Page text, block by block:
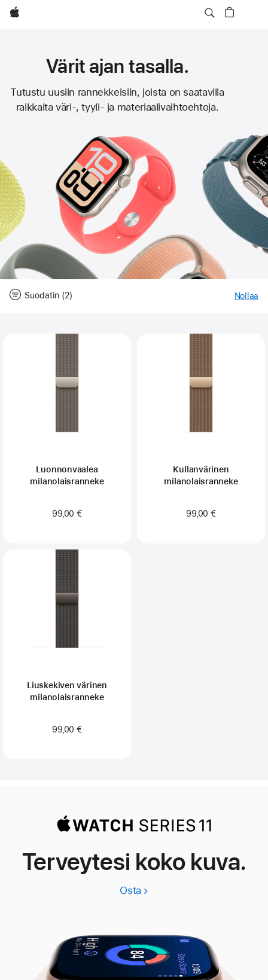
Apple
Apple Watch
Värit ajan tasalla.
Tutustu uusiin rannekkeisiin, joista on saatavilla
raikkaita väri-, tyyli‑ ja materiaalivaihtoehtoja.
Suodatin (2) Nollaa
Luonnonvaalea
milanolaisranneke
99,00 €
Kullanvärinen
milanolaisranneke
99,00 €
Liuskekiven värinen
milanolaisranneke
99,00 €
Terveytesi koko kuva.
Osta Apple
11